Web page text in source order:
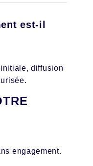
est-il
diffusion
engagement.